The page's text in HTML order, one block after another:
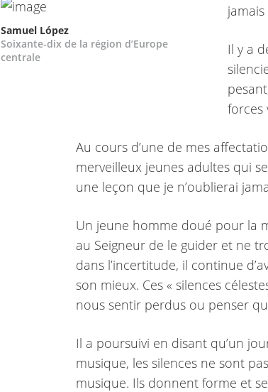
Samuel López
Soixante-dix de la région d’Europe
centrale
jamais
Il y a
forces
Au cours d’une de mes
merveilleux jeunes adultes qui
une leçon que je n’oublierai
Un jeune homme doué pour la
au Seigneur de le guider et ne
dans l’incertitude, il continue
son mieux. Ces « silences
nous sentir perdus ou penser
Il a poursuivi en disant qu’un
musique, les silences ne sont
musique. Ils donnent forme et